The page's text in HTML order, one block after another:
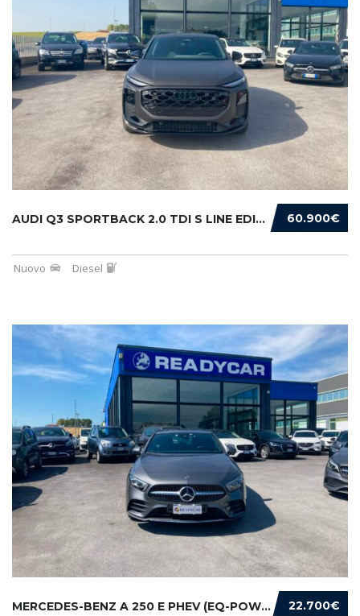
60.900€
AUDI Q3 SPORTBACK 2.0 TDI S LINE EDITION 150...
Nuovo Diesel
22.700€
MERCEDES-BENZ A 250 E PHEV (EQ-POWER) PREMIU...